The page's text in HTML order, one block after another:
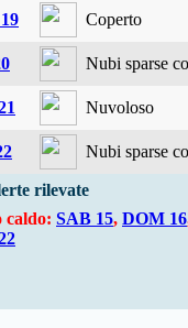
Coperto
Nubi sparse
Nuvoloso
Nubi sparse
rilevate
caldo: SAB 15, DOM 16